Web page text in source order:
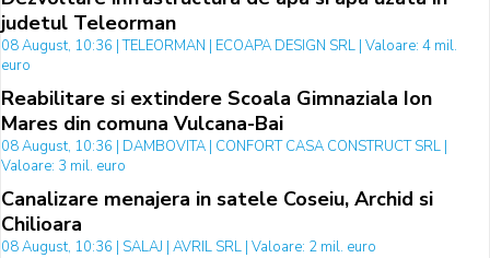
judetul Teleorman
08 August, 10:36 | TELEORMAN | ECOAPA DESIGN SRL | Valoare: 4 mil.
euro
Reabilitare si extindere Scoala Gimnaziala Ion
Mares din comuna Vulcana-Bai
08 August, 10:36 | DAMBOVITA | CONFORT CASA CONSTRUCT SRL |
Valoare: 3 mil. euro
Canalizare menajera in satele Coseiu, Archid si
Chilioara
08 August, 10:36 | SALAJ | AVRIL SRL | Valoare: 2 mil. euro